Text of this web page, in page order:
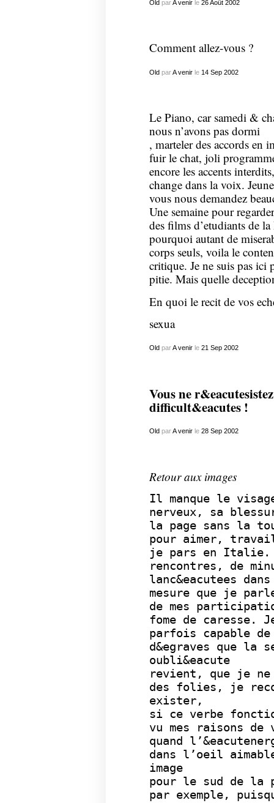
Old parA venirle 26 Août 2002
Comment allez-vous ?
OldparA venirle 14 Sep 2002
Le Piano, car samedi &
nous n’avons pas dormi
, marteler des accords en
fuir le chat, joli
encore les accents
change dans la voix.
vous nous demandez
Une semaine pour regarder
des films d’etudiants de
pourquoi autant de
corps seuls, voila le
critique. Je ne suis pas ici
pitie. Mais quelle
En quoi le recit de vos
sexua
Old parA venirle 21 Sep 2002
Vous ne
difficult&eacutes !
OldparA venirle 28 Sep 2002
Retour aux images
Il manque le
nerveux, sa
la page sans la
pour aimer,
je pars en Italie.
rencontres, de
lanc&eacutees
mesure que je
de mes
fome de caresse.
parfois capable de
d&egraves que la
oubli&eacute
revient, que je ne
des folies, je
exister,
si ce verbe
vu mes raisons de
quand
dans l’oeil
image
pour le sud de la
par exemple,